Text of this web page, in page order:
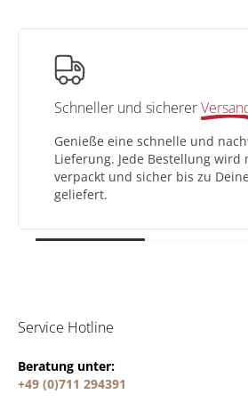
Schneller und sicherer
Genieße eine schnelle und
Lieferung. Jede Bestellung wird
verpackt und sicher bis zu
geliefert.
Service Hotline
Beratung unter:
+49 (0)711 294391